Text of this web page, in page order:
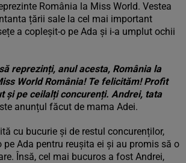
România la Miss World. Vestea
țării sale la cel mai important
a copleșit-o pe Ada și i-a umplut ochii
reprezinți, anul acesta, România la
World România! Te felicităm! Profit
și pe ceilalți concurenți. Andrei, tata
anunțul făcut de mama Adei.
cu bucurie și de restul concurenților,
pe Ada pentru reușita ei și au promis să o
Însă, cel mai bucuros a fost Andrei,